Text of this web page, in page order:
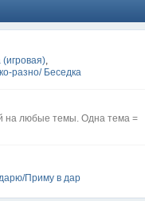
,
разно/ Беседка
на любые темы. Одна тема =
Приму в дар